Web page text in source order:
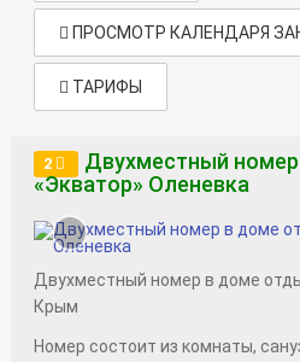
ПРОСМОТР КАЛЕНДАРЯ
ТАРИФЫ
2
Двухместный
«Экватор» Оленевка
‹
Двухместный номер в доме
Крым
Номер состоит из комнаты,